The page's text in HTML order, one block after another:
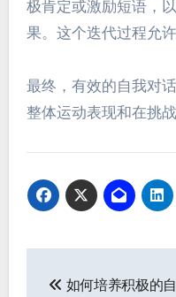
效性？
来评估其有效性。他
信、专注力和韧性的
关键方法包括在事件
将自我对话与结果相
定期反思对自我对话
此外，运动员可以尝